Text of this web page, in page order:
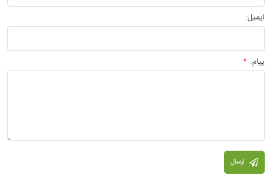
ایمیل:
پیام:
*
ارسال